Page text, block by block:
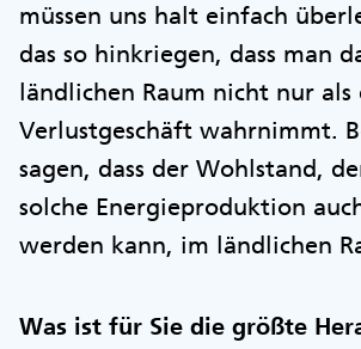
müssen uns halt einfach
das so hinkriegen, dass man
ländlichen Raum nicht nur als
Verlustgeschäft wahrnimmt.
sagen, dass der Wohlstand,
solche Energieproduktion
werden kann, im ländlichen
Was ist für Sie die größte